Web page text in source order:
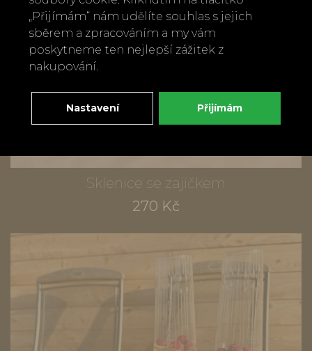
Sklenice se zajíčkem
270 Kč
„Přijímám“ nám udělíte souhlas s jejich
sběrem a zpracováním a my vám
poskytneme ten nejlepší zážitek z
nakupování.
Nastavení Přijímám